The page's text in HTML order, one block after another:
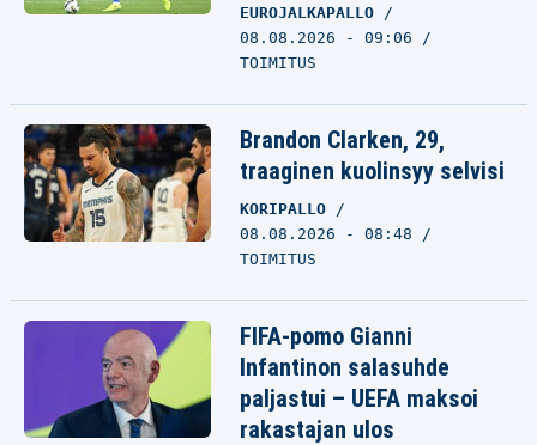
EUROJALKAPALLO
08.08.2026 - 09:06
TOIMITUS
Brandon Clarken, 29,
traaginen kuolinsyy selvisi
KORIPALLO
08.08.2026 - 08:48
TOIMITUS
FIFA-pomo Gianni
Infantinon salasuhde
paljastui – UEFA maksoi
rakastajan ulos